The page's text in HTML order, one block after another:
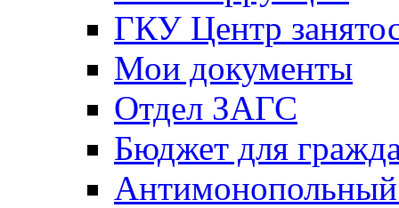
ГКУ Центр
Мои документы
Отдел ЗАГС
Бюджет для
Антимонопольный